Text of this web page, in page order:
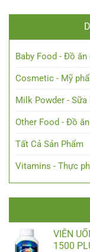
Baby Food - Đồ ăn
Cosmetic - Mỹ
Milk Powder - Sữa
Other Food - Đồ
Tất Cả Sản Phẩm
Vitamins - Thực
VIÊN
1500